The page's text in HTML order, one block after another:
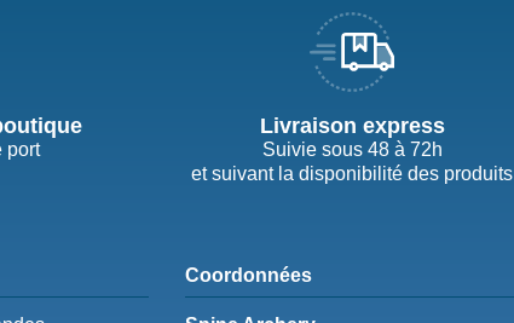
port
Livraison express
Suivie sous 48 à 72h
et suivant la disponibilité des produits
Coordonnées